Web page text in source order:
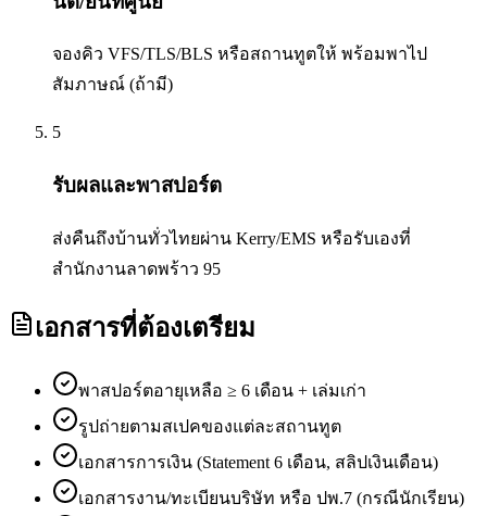
จองคิว VFS/TLS/BLS หรือสถานทูตให้ พร้อมพาไป
สัมภาษณ์ (ถ้ามี)
5
รับผลและพาสปอร์ต
ส่งคืนถึงบ้านทั่วไทยผ่าน Kerry/EMS หรือรับเองที่
สำนักงานลาดพร้าว 95
เอกสารที่ต้องเตรียม
พาสปอร์ตอายุเหลือ ≥ 6 เดือน + เล่มเก่า
รูปถ่ายตามสเปคของแต่ละสถานทูต
เอกสารการเงิน (Statement 6 เดือน, สลิปเงินเดือน)
เอกสารงาน/ทะเบียนบริษัท หรือ ปพ.7 (กรณีนักเรียน)